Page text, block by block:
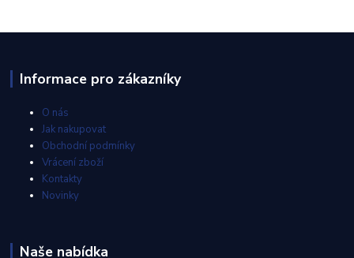
Informace pro zákazníky
O nás
Jak nakupovat
Obchodní podmínky
Vrácení zboží
Kontakty
Novinky
Naše nabídka